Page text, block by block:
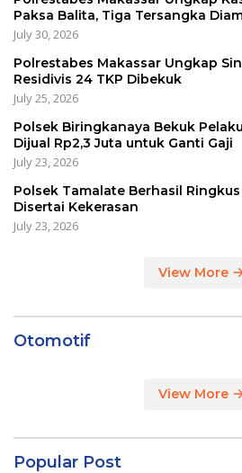
Paksa Balita, Tiga Tersangka
July 30, 2026
Polrestabes Makassar Ungkap
Residivis 24 TKP Dibekuk
July 25, 2026
Polsek Biringkanaya Bekuk
Dijual Rp2,3 Juta untuk Ganti Gaji
July 23, 2026
Polsek Tamalate Berhasil
Disertai Kekerasan
July 23, 2026
View More
Otomotif
View More
Popular Post